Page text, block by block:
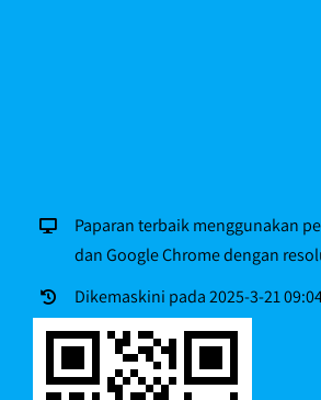
Paparan terbaik menggunakan
dan Google Chrome dengan
Dikemaskini pada 2025-3-21